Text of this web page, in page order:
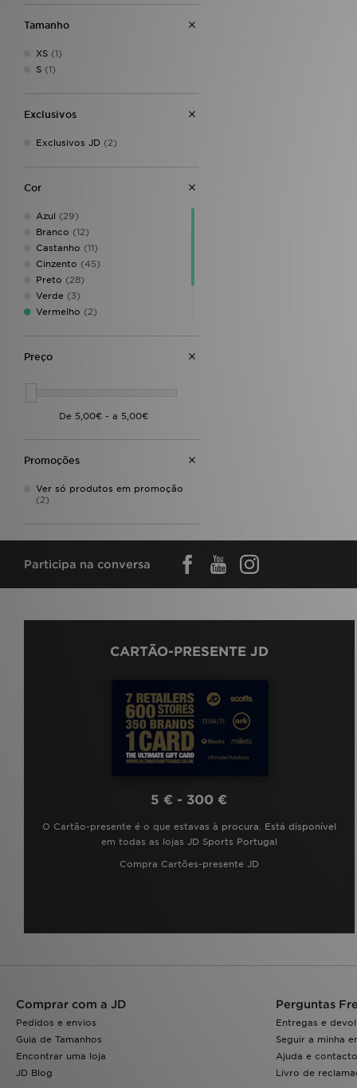
Lacoste
McKenzie
Napapijri
New Balance(7)
PUMA(5)
Under Armour
Zavetti Canada
Tamanho
XS (1)
S (1)
Exclusivos
Exclusivos JD (2)
Cor
Azul (29)
Branco (12)
Castanho (11)
Cinzento (45)
Preto (28)
Verde (3)
Vermelho (2)
Crème
Preço
Promoções
Ver só produtos em promoção
(2)
Participa na conversa
CARTÃO-PRESENTE JD
5 € - 300 €
O Cartão-presente é o que estavas à procura. Está disponível
em todas as lojas JD Sports Portugal
Compra Cartões-presente JD
Comprar com a JD
Pedidos e envios
Guia de Tamanhos
Encontrar uma loja
JD Blog
Perguntas
Entregas e
Seguir a minha
Ajuda e
Livro de